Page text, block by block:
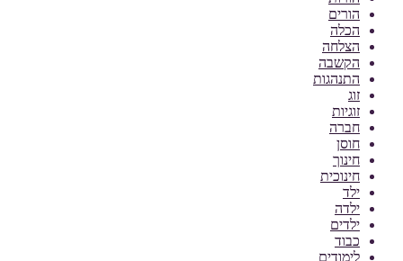
הורים
הכלה
הצלחה
הקשבה
התנהגות
זוג
זוגיות
חברה
חוסן
חינוך
חינוכית
ילד
ילדה
ילדים
כבוד
לימודים